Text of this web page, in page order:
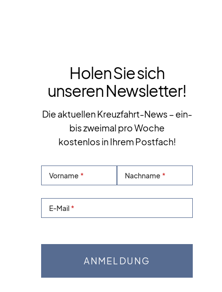
Holen Sie sich
unseren Newsletter!
Die aktuellen Kreuzfahrt-News – ein-
bis zweimal pro Woche
kostenlos in Ihrem Postfach!
Vorname Nachname
E-Mail